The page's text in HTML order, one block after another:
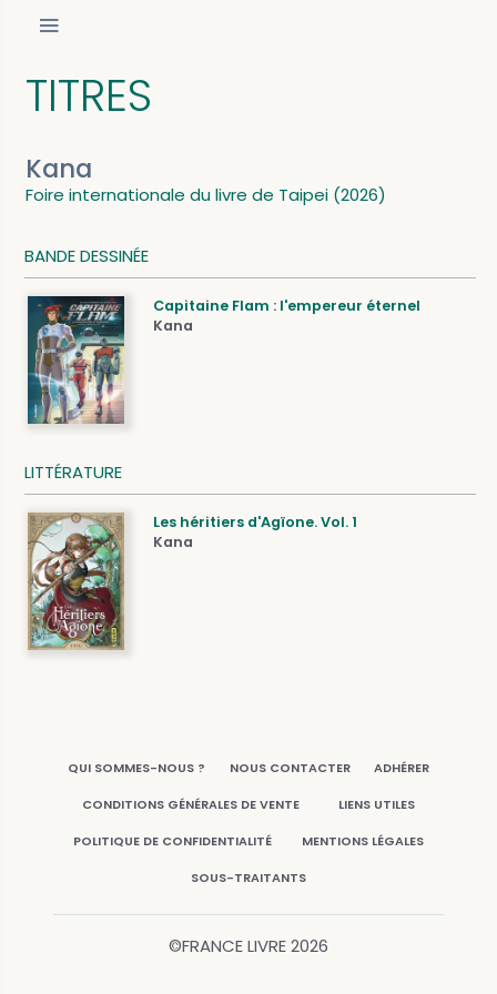
TITRES
Kana
Foire internationale du livre de Taipei (2026)
BANDE DESSINÉE
Capitaine Flam : l'empereur éternel
Kana
LITTÉRATURE
Les héritiers d'Agïone. Vol. 1
Kana
QUI SOMMES-NOUS ? NOUS CONTACTER ADHÉRER
CONDITIONS GÉNÉRALES DE VENTE LIENS UTILES
POLITIQUE DE CONFIDENTIALITÉ MENTIONS LÉGALES
SOUS-TRAITANTS
©FRANCE LIVRE2026